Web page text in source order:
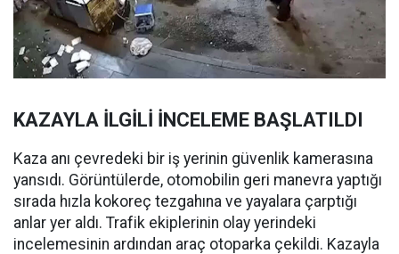
KAZAYLA İLGİLİ İNCELEME BAŞLATILDI
Kaza anı çevredeki bir iş yerinin güvenlik kamerasına
yansıdı. Görüntülerde, otomobilin geri manevra yaptığı
sırada hızla kokoreç tezgahına ve yayalara çarptığı
anlar yer aldı. Trafik ekiplerinin olay yerindeki
incelemesinin ardından araç otoparka çekildi. Kazayla